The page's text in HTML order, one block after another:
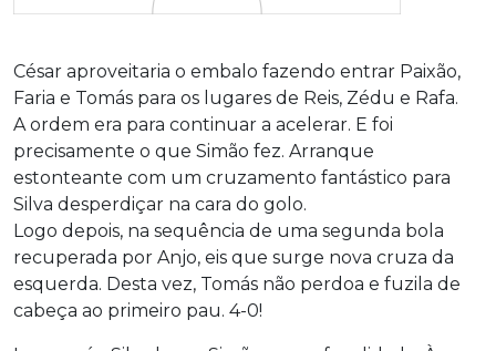
César aproveitaria o embalo fazendo entrar Paixão,
Faria e Tomás para os lugares de Reis, Zédu e Rafa.
A ordem era para continuar a acelerar. E foi
precisamente o que Simão fez. Arranque
estonteante com um cruzamento fantástico para
Silva desperdiçar na cara do golo.
Logo depois, na sequência de uma segunda bola
recuperada por Anjo, eis que surge nova cruza da
esquerda. Desta vez, Tomás não perdoa e fuzila de
cabeça ao primeiro pau. 4-0!